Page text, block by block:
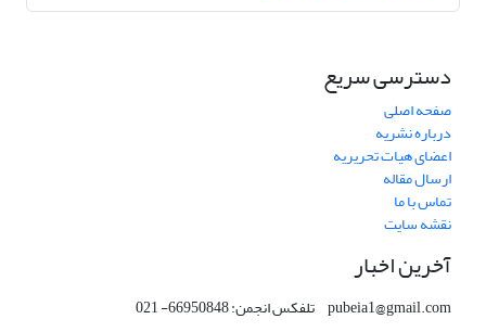
دسترسی سریع
صفحه اصلی
درباره نشریه
اعضای هیات تحریریه
ارسال مقاله
تماس با ما
نقشه سایت
آخرین اخبار
pubeia1@gmail.com تلفکس انجمن: 66950848- 021